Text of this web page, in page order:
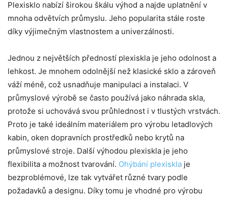
Plexisklo nabízí širokou škálu výhod a najde uplatnění v
mnoha odvětvích průmyslu. Jeho popularita stále roste
díky výjimečným vlastnostem a univerzálnosti.
Jednou z největších předností plexiskla je jeho odolnost a
lehkost. Je mnohem odolnější než klasické sklo a zároveň
váží méně, což usnadňuje manipulaci a instalaci. V
průmyslové výrobě se často používá jako náhrada skla,
protože si uchovává svou průhlednost i v tlustých vrstvách.
Proto je také ideálním materiálem pro výrobu letadlových
kabin, oken dopravních prostředků nebo krytů na
průmyslové stroje. Další výhodou plexiskla je jeho
flexibilita a možnost tvarování. Ohýbání plexiskla je
bezproblémové, lze tak vytvářet různé tvary podle
požadavků a designu. Díky tomu je vhodné pro výrobu